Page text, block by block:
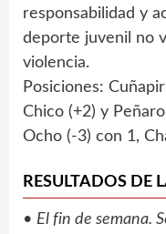
responsabilidad y
deporte juvenil no
violencia.
Posiciones:
Chico (+2) y
Ocho (-3) con 1,
RESULTADOS DE
• El fin de semana.